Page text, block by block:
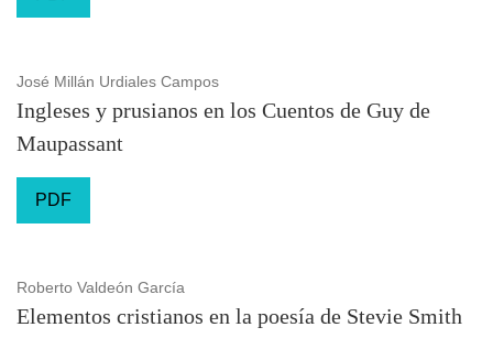
José Millán Urdiales Campos
Ingleses y prusianos en los Cuentos de Guy de
Maupassant
PDF
Roberto Valdeón García
Elementos cristianos en la poesía de Stevie Smith